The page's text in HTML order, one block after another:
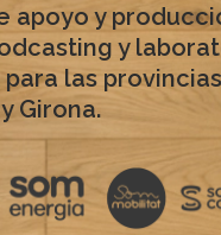
apoyo y
y
las
Girona.